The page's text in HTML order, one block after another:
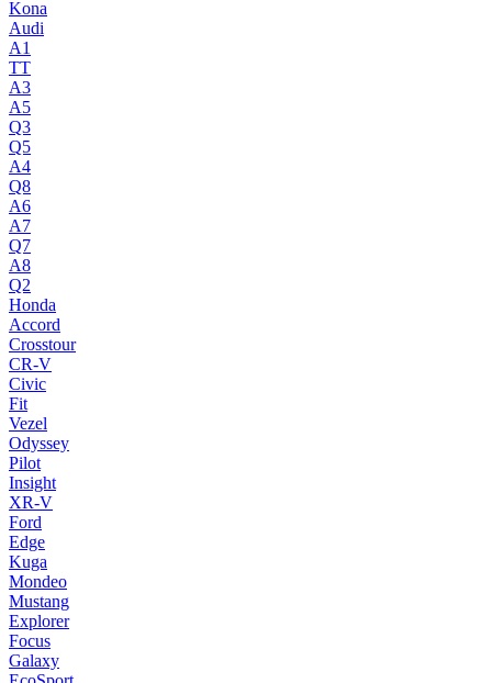
Kona
Audi
A1
TT
A3
A5
Q3
Q5
A4
Q8
A6
A7
Q7
A8
Q2
Honda
Accord
Crosstour
CR-V
Civic
Fit
Vezel
Odyssey
Pilot
Insight
XR-V
Ford
Edge
Kuga
Mondeo
Mustang
Explorer
Focus
Galaxy